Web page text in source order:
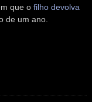
que o filho devolva
de um ano.